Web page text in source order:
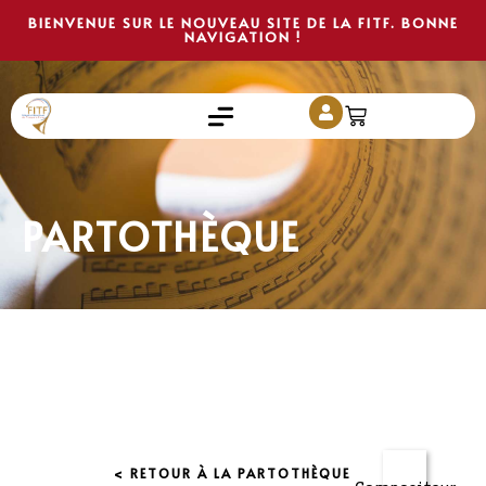
BIENVENUE SUR LE NOUVEAU SITE DE LA FITF. BONNE
NAVIGATION !
PARTOTHÈQUE
< RETOUR À LA PARTOTHÈQUE